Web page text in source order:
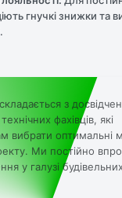
гнучкі знижки та
з
фахівців, які
вибрати оптимальні
Ми постійно
у галузі будівельних